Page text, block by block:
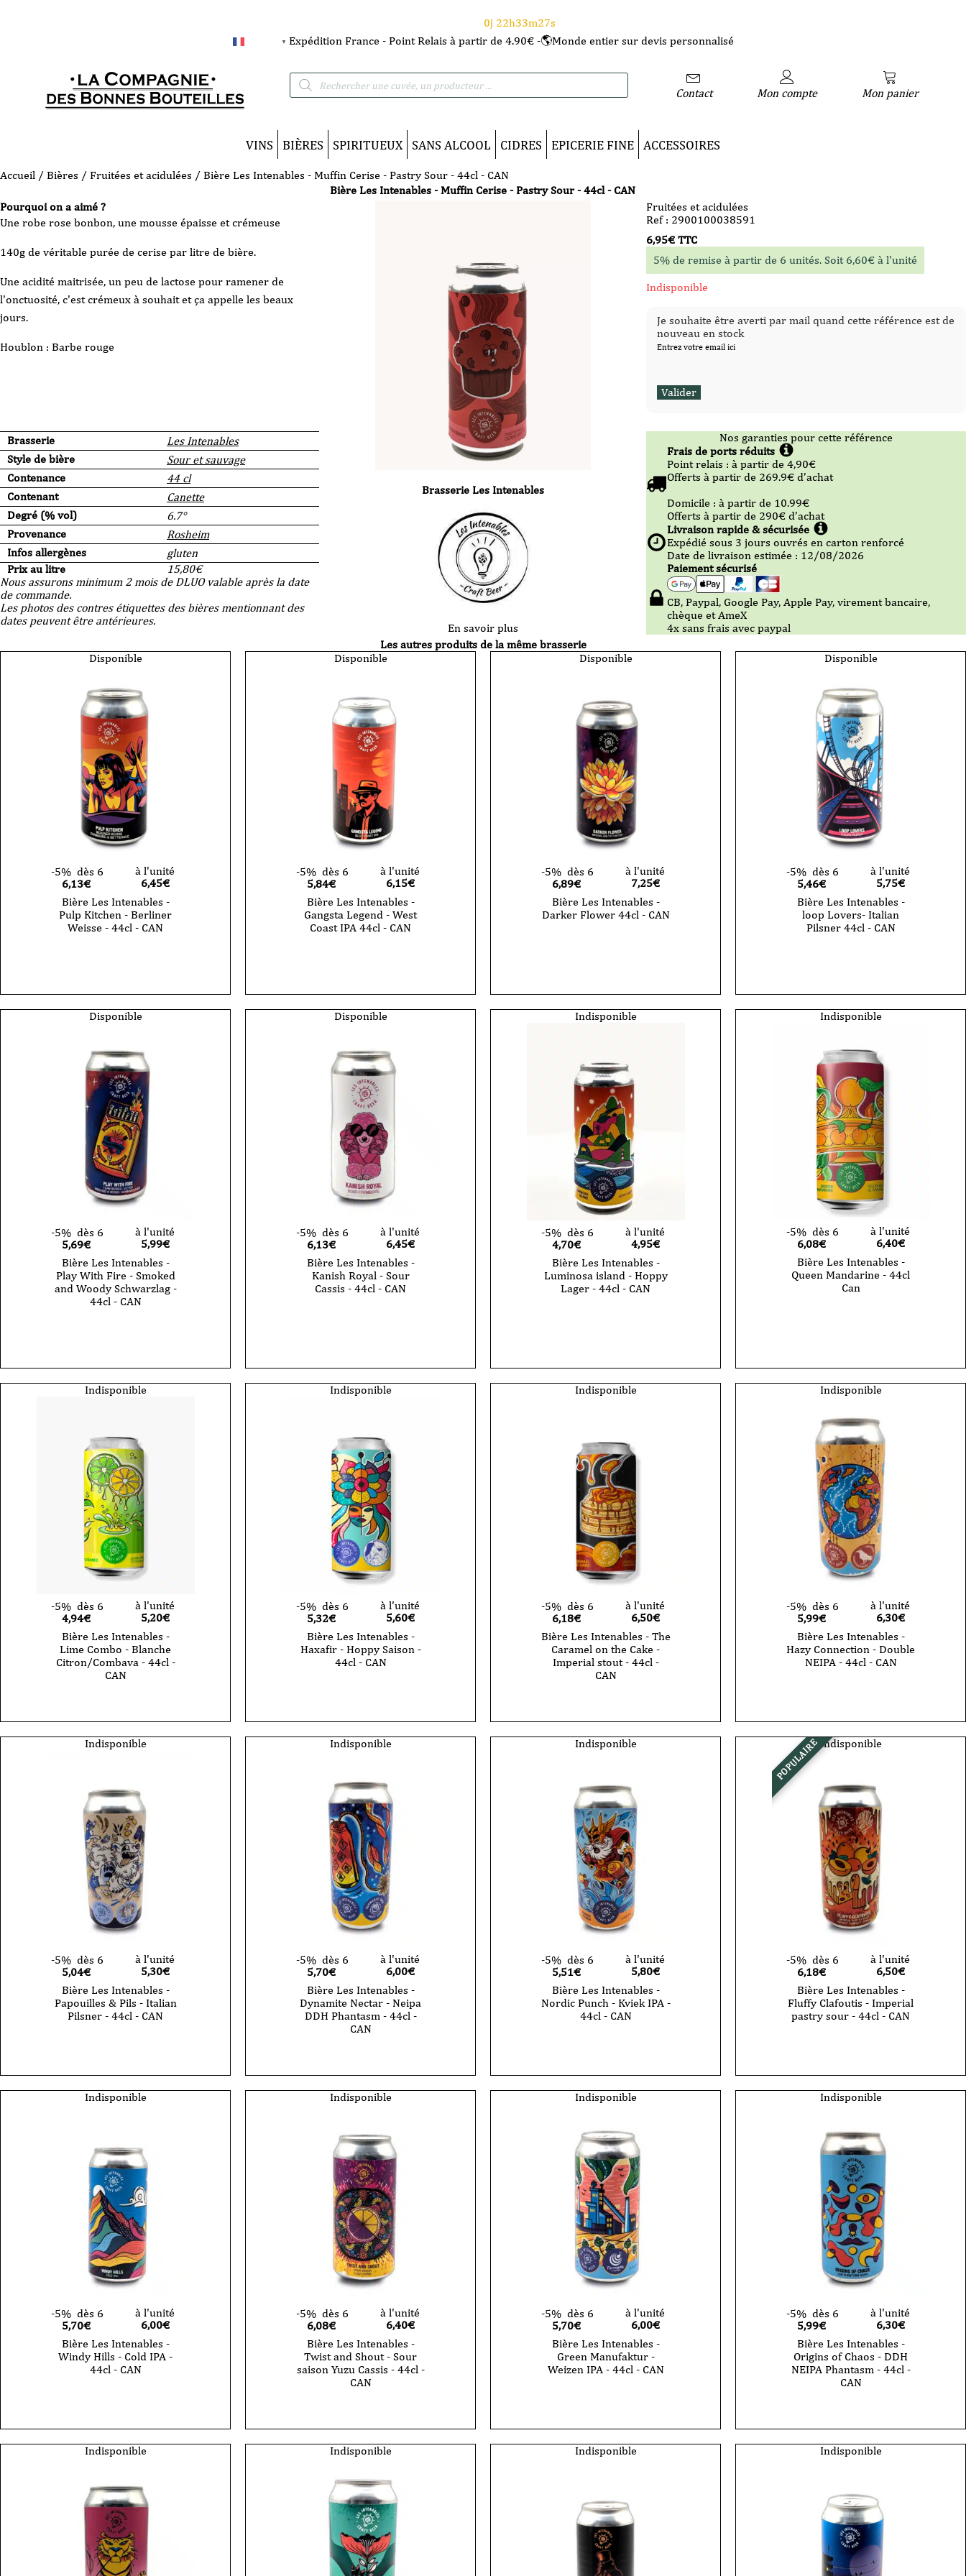
0j 22h33m26s
▼ Expédition France - Point Relais à partir de 4.90€ -🌎Monde entier sur devis personnalisé
Recherche
de
Contact Mon compte Mon panier
VINS BIÈRES SPIRITUEUX SANS ALCOOL CIDRES EPICERIE FINE ACCESSOIRES
Accueil / Bières / Fruitées et acidulées / Bière Les Intenables - Muffin Cerise - Pastry Sour - 44cl - CAN
Bière Les Intenables - Muffin Cerise - Pastry Sour - 44cl - CAN
Pourquoi on a aimé ?
Une robe rose bonbon, une mousse épaisse et crémeuse
140g de véritable purée de cerise par litre de bière.
Une acidité maitrisée, un peu de lactose pour ramener de
l'onctuosité, c'est crémeux à souhait et ça appelle les beaux
jours.
Houblon : Barbe rouge
Brasserie
Les Intenables
Style de bière
Sour et sauvage
Contenance
44 cl
Contenant
Canette
Degré (% vol)
6.7°
Provenance
Rosheim
Infos allergènes
gluten
Prix au litre
15,80€
Nous assurons minimum 2 mois de DLUO valable après la date
de commande.
Les photos des contres étiquettes des bières mentionnant des
dates peuvent être antérieures.
Fruitées et acidulées
Ref : 2900100038591
6,95€ TTC
5% de remise à partir de 6 unités. Soit 6,60€ à l'unité
Indisponible
Je souhaite être averti par mail quand cette référence est de
nouveau en stock
Entrez votre email ici
Nos garanties pour cette référence
Frais de ports réduits
Point relais :à partir de 4,90€
Offerts à partir de 269.9€ d’achat
Domicile :à partir de 10.99€
Offerts à partir de 290€ d’achat
Livraison rapide & sécurisée
Expédié sous 3 jours ouvrés en carton renforcé
Date de livraison estimée : 12/08/2026
Paiement sécurisé
CB, Paypal, Google Pay, Apple Pay, virement bancaire,
chèque et AmeX
4x sans frais avec paypal
Brasserie Les Intenables
En savoir plus
Les autres produits de la même brasserie
Disponible
-5% dès 6
6,13€
à l'unité
6,45€
Bière Les Intenables -
Pulp Kitchen - Berliner
Weisse - 44cl - CAN
Intenables
Disponible
-5% dès 6
5,84€
à l'unité
6,15€
Bière Les Intenables -
Gangsta Legend - West
Coast IPA 44cl - CAN
Disponible
-5% dès 6
6,89€
à l'unité
7,25€
Bière Les Intenables -
Darker Flower 44cl - CAN
-
Flower
Disponible
-5% dès 6
5,46€
à l'unité
5,75€
Bière Les Intenables -
loop Lovers- Italian
Pilsner 44cl - CAN
Intenables
Disponible
-5% dès 6
5,69€
à l'unité
5,99€
Bière Les Intenables -
Play With Fire - Smoked
and Woody Schwarzlag -
44cl - CAN
Intenables
Schwarzlag
Disponible
-5% dès 6
6,13€
à l'unité
6,45€
Bière Les Intenables -
Kanish Royal - Sour
Cassis - 44cl - CAN
-
Royal
Indisponible
-5% dès 6
4,70€
à l'unité
4,95€
Bière Les Intenables -
Luminosa island - Hoppy
Lager - 44cl - CAN
Indisponible
-5% dès 6
6,08€
à l'unité
6,40€
Bière Les Intenables -
Queen Mandarine - 44cl
Can
Indisponible
-5% dès 6
4,94€
à l'unité
5,20€
Bière Les Intenables -
Lime Combo - Blanche
Citron/Combava - 44cl -
CAN
Indisponible
-5% dès 6
5,32€
à l'unité
5,60€
Bière Les Intenables -
Haxafir - Hoppy Saison -
44cl - CAN
Indisponible
-5% dès 6
6,18€
à l'unité
6,50€
Bière Les Intenables - The
Caramel on the Cake -
Imperial stout - 44cl -
CAN
Indisponible
-5% dès 6
5,99€
à l'unité
6,30€
Bière Les Intenables -
Hazy Connection - Double
NEIPA - 44cl - CAN
Indisponible
-5% dès 6
5,04€
à l'unité
5,30€
Bière Les Intenables -
Papouilles & Pils - Italian
Pilsner - 44cl - CAN
Indisponible
-5% dès 6
5,70€
à l'unité
6,00€
Bière Les Intenables -
Dynamite Nectar - Neipa
DDH Phantasm - 44cl -
CAN
Indisponible
-5% dès 6
5,51€
à l'unité
5,80€
Bière Les Intenables -
Nordic Punch - Kviek IPA -
44cl - CAN
POPULAIRE Indisponible
-5% dès 6
6,18€
à l'unité
6,50€
Bière Les Intenables -
Fluffy Clafoutis - Imperial
pastry sour - 44cl - CAN
Indisponible
-5% dès 6
5,70€
à l'unité
6,00€
Bière Les Intenables -
Windy Hills - Cold IPA -
44cl - CAN
Indisponible
-5% dès 6
6,08€
à l'unité
6,40€
Bière Les Intenables -
Twist and Shout - Sour
saison Yuzu Cassis - 44cl -
CAN
Indisponible
-5% dès 6
5,70€
à l'unité
6,00€
Bière Les Intenables -
Green Manufaktur -
Weizen IPA - 44cl - CAN
Indisponible
-5% dès 6
5,99€
à l'unité
6,30€
Bière Les Intenables -
Origins of Chaos - DDH
NEIPA Phantasm - 44cl -
CAN
Indisponible Indisponible Indisponible Indisponible